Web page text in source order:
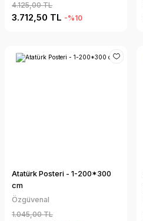
4.125,00 TL
3.712,50 TL -%10
Atatürk Posteri - 1-200*300
cm
Özgüvenal
1.045,00 TL